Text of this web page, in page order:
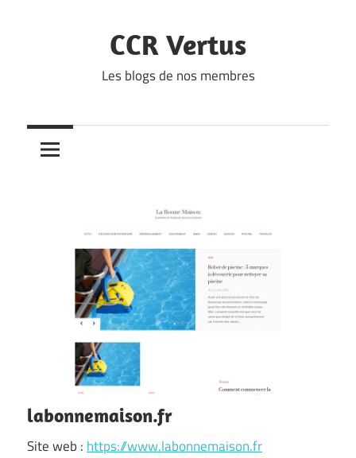
CCR Vertus
Les blogs de nos membres
labonnemaison.fr
Site web : https://www.labonnemaison.fr